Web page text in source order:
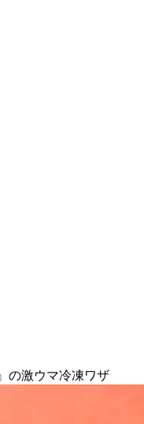
の激ウマ冷凍ワザ